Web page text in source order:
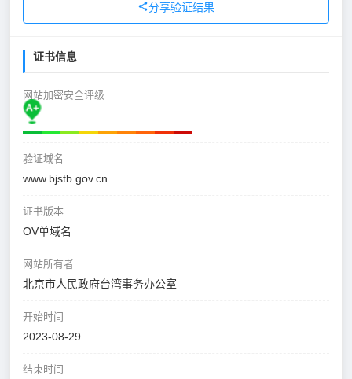
分享验证结果
证书信息
网站加密安全评级
验证域名
www.bjstb.gov.cn
证书版本
OV单域名
网站所有者
北京市人民政府台湾事务办公室
开始时间
2023-08-29
结束时间